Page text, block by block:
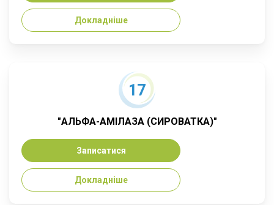
Докладніше
17
"АЛЬФА-АМІЛАЗА (СИРОВАТКА)"
Записатися
Докладніше